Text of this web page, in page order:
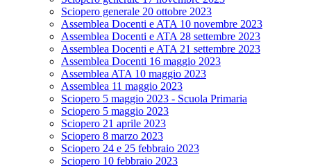
Sciopero generale 20 ottobre 2023
Assemblea Docenti e ATA 10 novembre 2023
Assemblea Docenti e ATA 28 settembre 2023
Assemblea Docenti e ATA 21 settembre 2023
Assemblea Docenti 16 maggio 2023
Assemblea ATA 10 maggio 2023
Assemblea 11 maggio 2023
Sciopero 5 maggio 2023 - Scuola Primaria
Sciopero 5 maggio 2023
Sciopero 21 aprile 2023
Sciopero 8 marzo 2023
Sciopero 24 e 25 febbraio 2023
Sciopero 10 febbraio 2023